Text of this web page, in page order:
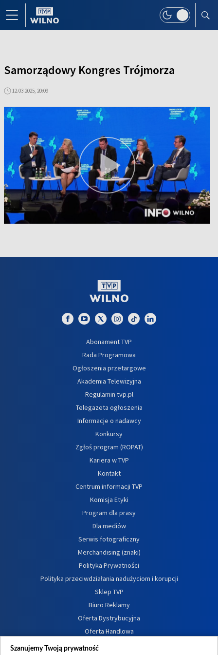
Samorządowy Kongres Trójmorza
12.03.2025, 20:09
Abonament TVP
Rada Programowa
Ogłoszenia przetargowe
Akademia Telewizyjna
Regulamin tvp.pl
Telegazeta ogłoszenia
Informacje o nadawcy
Konkursy
Zgłoś program (ROPAT)
Kariera w TVP
Kontakt
Centrum informacji TVP
Komisja Etyki
Program dla prasy
Dla mediów
Serwis fotograficzny
Merchandising (znaki)
Polityka Prywatności
Polityka przeciwdziałania nadużyciom i korupcji
Sklep TVP
Biuro Reklamy
Oferta Dystrybucyjna
Oferta Handlowa
Dostępność
Szanujemy Twoją prywatność